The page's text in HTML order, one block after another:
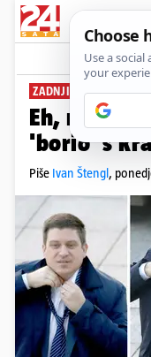
ZADNJI TREN
Eh, muko
'borio' s
Piše Ivan Štengl,